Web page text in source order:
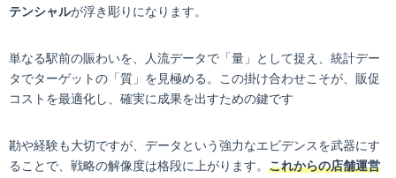
テンシャルが浮き彫りになります。
単なる駅前の賑わいを、人流データで「量」として捉え、統計デー
タでターゲットの「質」を見極める。この掛け合わせこそが、販促
コストを最適化し、確実に成果を出すための鍵です
勘や経験も大切ですが、データという強力なエビデンスを武器にす
ることで、戦略の解像度は格段に上がります。 これからの店舗運営